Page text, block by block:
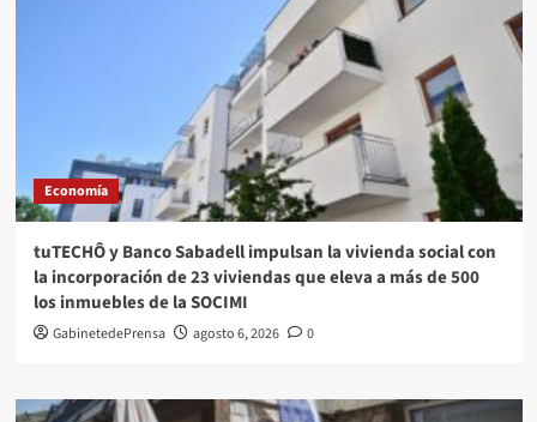
Economía
tuTECHÔ y Banco Sabadell impulsan la vivienda social con
la incorporación de 23 viviendas que eleva a más de 500
los inmuebles de la SOCIMI
GabinetedePrensa agosto 6, 2026 0